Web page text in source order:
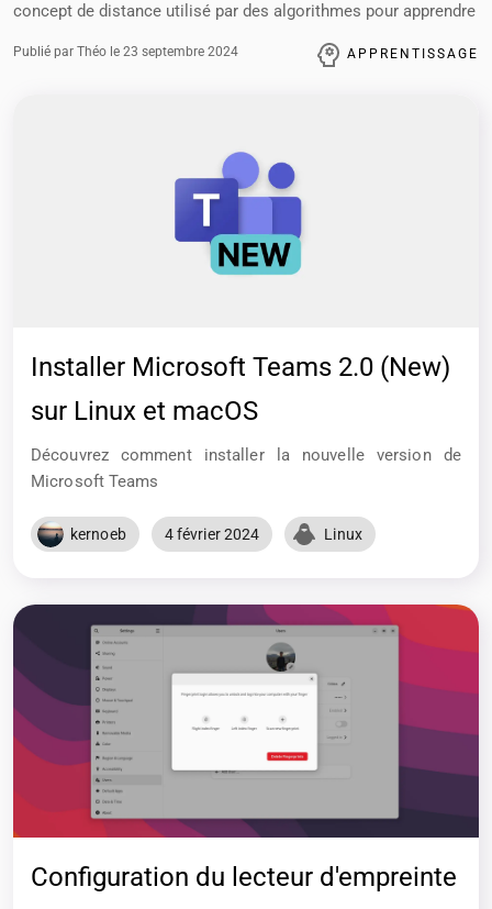
concept de distance utilisé par des algorithmes pour apprendre
Publié par Théo le 23 septembre 2024 APPRENTISSAGE
Installer Microsoft Teams 2.0 (New)
sur Linux et macOS
Découvrez comment installer la nouvelle version de
Microsoft Teams
kernoeb 4 février 2024 Linux
Configuration du lecteur d'empreinte